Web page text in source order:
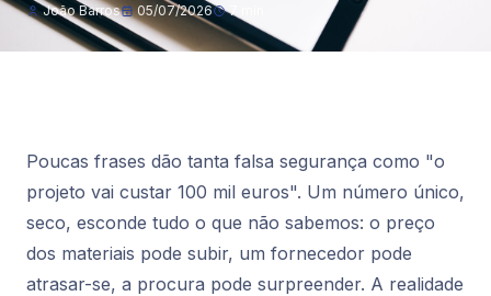
João Barros 05/07/2026 7 min
Poucas frases dão tanta falsa segurança como "o
projeto vai custar 100 mil euros". Um número único,
seco, esconde tudo o que não sabemos: o preço
dos materiais pode subir, um fornecedor pode
atrasar-se, a procura pode surpreender. A realidade